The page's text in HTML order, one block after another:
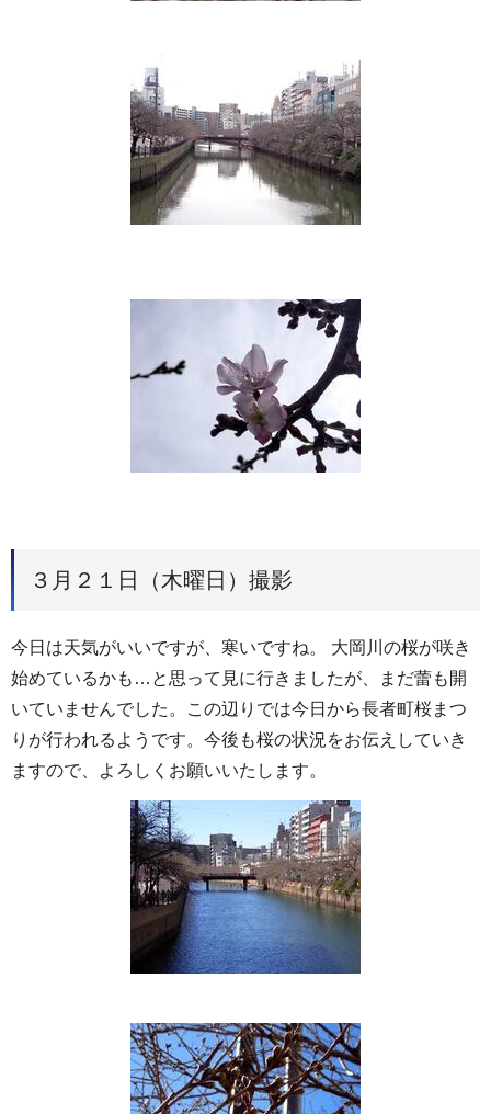
３月２１日（木曜日）撮影
今日は天気がいいですが、寒いですね。 大岡川の桜が咲き
始めているかも…と思って見に行きましたが、まだ蕾も開
いていませんでした。この辺りでは今日から長者町桜まつ
りが行われるようです。今後も桜の状況をお伝えしていき
ますので、よろしくお願いいたします。